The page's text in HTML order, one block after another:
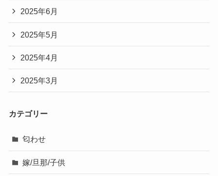
2025年6月
2025年5月
2025年4月
2025年3月
カテゴリー
匂わせ
嫁/旦那/子供